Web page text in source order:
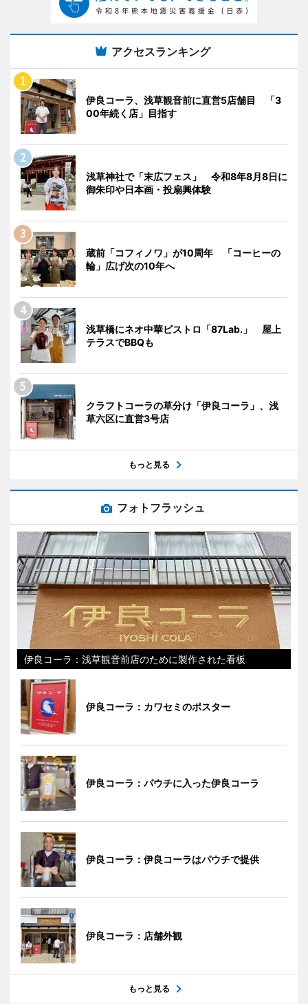
アクセスランキング
伊良コーラ、浅草観音前に直営5店舗目 「3
00年続く店」目指す
浅草神社で「末広フェス」 令和8年8月8日に
御朱印や日本画・投扇興体験
蔵前「コフィノワ」が10周年 「コーヒーの
輪」広げ次の10年へ
浅草橋にネオ中華ビストロ「87Lab.」 屋上
テラスでBBQも
クラフトコーラの草分け「伊良コーラ」、浅
草六区に直営3号店
もっと見る
フォトフラッシュ
伊良コーラ：浅草観音前店のために製作された看板
伊良コーラ：カワセミのポスター
伊良コーラ：パウチに入った伊良コーラ
伊良コーラ：伊良コーラはパウチで提供
伊良コーラ：店舗外観
もっと見る